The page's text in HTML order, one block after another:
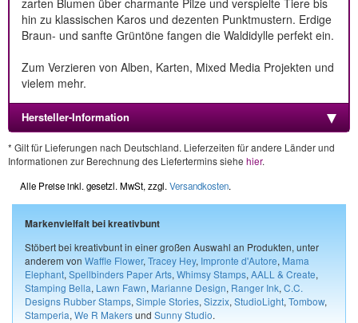
zarten Blumen über charmante Pilze und verspielte Tiere bis
hin zu klassischen Karos und dezenten Punktmustern. Erdige
Braun- und sanfte Grüntöne fangen die Waldidylle perfekt ein.
Zum Verzieren von Alben, Karten, Mixed Media Projekten und
vielem mehr.
Hersteller-Information
* Gilt für Lieferungen nach Deutschland. Lieferzeiten für andere Länder und
Informationen zur Berechnung des Liefertermins siehe hier.
Alle Preise inkl. gesetzl. MwSt, zzgl. Versandkosten.
Markenvielfalt bei kreativbunt
Stöbert bei kreativbunt in einer großen Auswahl an Produkten, unter
anderem von Waffle Flower, Tracey Hey, Impronte d'Autore, Mama
Elephant, Spellbinders Paper Arts, Whimsy Stamps, AALL & Create,
Stamping Bella, Lawn Fawn, Marianne Design, Ranger Ink, C.C.
Designs Rubber Stamps, Simple Stories, Sizzix, StudioLight, Tombow,
Stamperia, We R Makersund Sunny Studio.